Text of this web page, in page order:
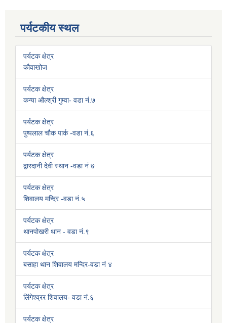
पर्यटकीय स्थल
पर्यटक क्षेत्र
कौवाखोज
पर्यटक क्षेत्र
कन्या औल्श्री गुम्वा- वडा नं.७
पर्यटक क्षेत्र
पुष्पलाल चौक पार्क -वडा नं.६
पर्यटक क्षेत्र
द्वारदानी देवी स्थान -वडा नं ७
पर्यटक क्षेत्र
शिवालय मन्दिर -वडा नं.५
पर्यटक क्षेत्र
थानपोखरी थान - वडा नं.९
पर्यटक क्षेत्र
बसाहा थान शिवालय मन्दिर-वडा नं ४
पर्यटक क्षेत्र
लिंगेश्व्रर शिवालय- वडा नं.६
पर्यटक क्षेत्र